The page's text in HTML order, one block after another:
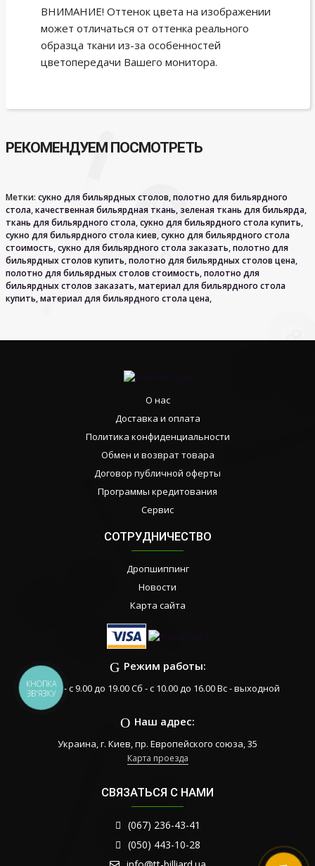
ВНИМАНИЕ! Оттенок цвета на изображении
может отличаться от оттенка реального
образца ткани из-за особенностей
цветопередачи Вашего монитора.
РЕКОМЕНДУЕМ ПОСМОТРЕТЬ
Метки: сукно для бильярдных столов,полотно для бильярдного
стола,качественная бильярдная ткань, зеленая ткань для бильярда,
ткань для бильярдного стола,сукно для бильярдного стола купить,
сукно для бильярдного стола киев,сукно для бильярдного стола
стоимость,сукно для бильярдного стола заказать,полотно для
бильярдных столов купить,полотно для бильярдных столов цена,
полотно для бильярдных столов стоимость,полотно для
бильярдных столов заказать,материал для бильярдного стола
купить,материал для бильярдного стола цена,
О нас
Доставка и оплата
Политика конфиденциальности
Обмен и возврат товара
Договор публичной оферты
Программы кредитования
Сервис
СОТРУДНИЧЕСТВО
Дропшиппинг
Новости
Карта сайта
Режим работы:
Пн-Пт - с 9.00 до 19.00 Сб - с 10.00 до 16.00 Вс - выходной
Наш адрес:
Украина, г. Киев, пр. Европейского союза, 35
Карта проезда
СВЯЗАТЬСЯ С НАМИ
(067) 236-43-41
(050) 443-10-28
КНОПКА
ЗВ'ЯЗКУ